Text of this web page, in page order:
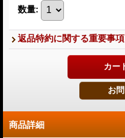
数量:
返品特約に関する重要事項
商品詳細